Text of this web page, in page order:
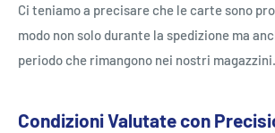
Ci teniamo a precisare che le carte sono
modo non solo durante la spedizione ma
periodo che rimangono nei nostri magazzini.
Condizioni Valutate con